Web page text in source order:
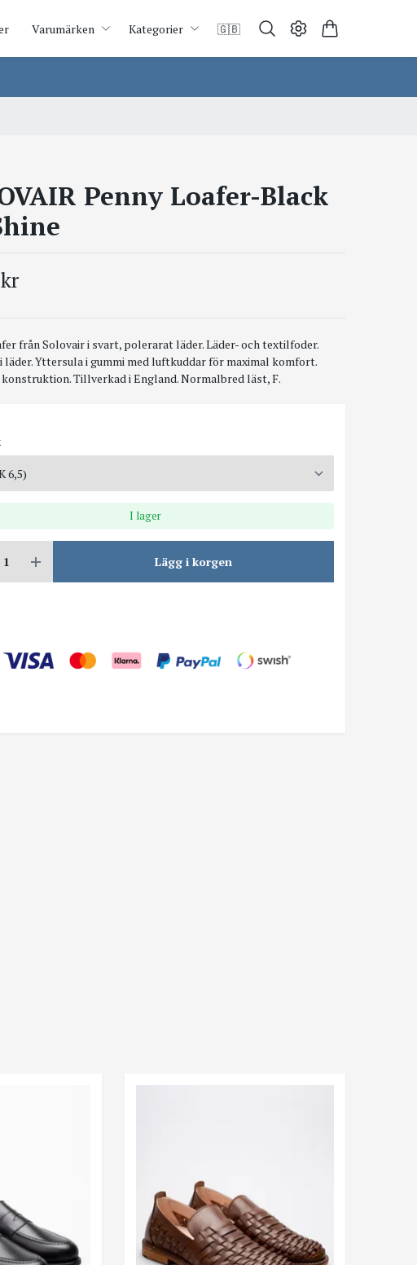
Varumärken Kategorier 🇬🇧
Penny Loafer-Black
från Solovair i svart, polerarat läder. Läder- och textilfoder.
läder. Yttersula i gummi med luftkuddar för maximal komfort.
konstruktion. Tillverkad i England. Normalbred läst, F.
I lager
Lägg i korgen